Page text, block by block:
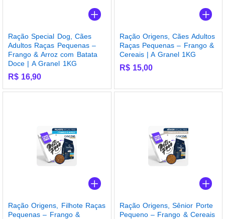
Ração Special Dog, Cães
Adultos Raças Pequenas –
Frango & Arroz com Batata
Doce | A Granel 1KG
R$ 16,90
Ração Origens, Cães Adultos
Raças Pequenas – Frango &
Cereais | A Granel 1KG
R$15,00
Ração Origens, Filhote Raças
Pequenas – Frango &
Ração Origens, Sênior Porte
Pequeno – Frango & Cereais